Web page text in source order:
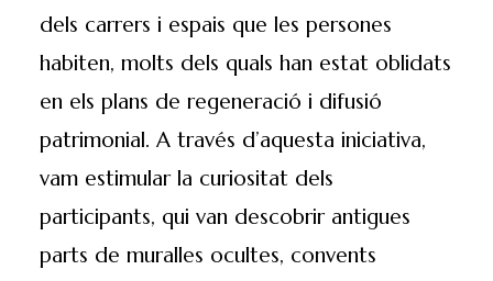
dels carrers i espais que les persones
habiten, molts dels quals han estat oblidats
en els plans de regeneració i difusió
patrimonial. A través d’aquesta iniciativa,
vam estimular la curiositat dels
participants, qui van descobrir antigues
parts de muralles ocultes, convents